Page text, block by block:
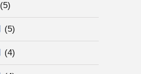
(5)
(5)
(4)